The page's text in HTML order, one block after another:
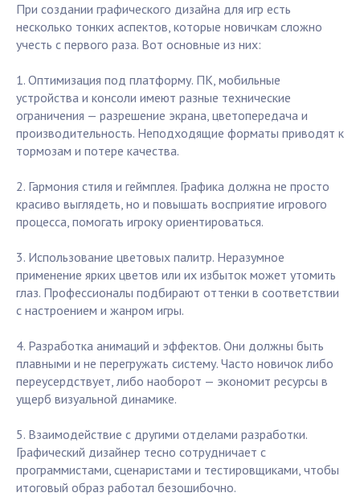
При создании графического дизайна для игр есть
несколько тонких аспектов, которые новичкам сложно
учесть с первого раза. Вот основные из них:
1. Оптимизация под платформу. ПК, мобильные
устройства и консоли имеют разные технические
ограничения — разрешение экрана, цветопередача и
производительность. Неподходящие форматы приводят к
тормозам и потере качества.
2. Гармония стиля и геймплея. Графика должна не просто
красиво выглядеть, но и повышать восприятие игрового
процесса, помогать игроку ориентироваться.
3. Использование цветовых палитр. Неразумное
применение ярких цветов или их избыток может утомить
глаз. Профессионалы подбирают оттенки в соответствии
с настроением и жанром игры.
4. Разработка анимаций и эффектов. Они должны быть
плавными и не перегружать систему. Часто новичок либо
переусердствует, либо наоборот — экономит ресурсы в
ущерб визуальной динамике.
5. Взаимодействие с другими отделами разработки.
Графический дизайнер тесно сотрудничает с
программистами, сценаристами и тестировщиками, чтобы
итоговый образ работал безошибочно.